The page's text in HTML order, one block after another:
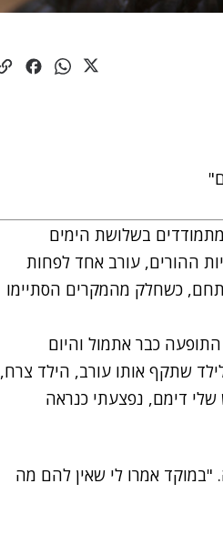
מתמודדים בשלושת הימים
ההורים, עורב אחד לפחות
כשחלק מהמקרים הסתיימו
כבר אתמול והיום
שתקף אותו עורב, הילד צרח,
שלי דימם, נפצעתי כנראה
"במוקד אמרו לי שאין להם מה